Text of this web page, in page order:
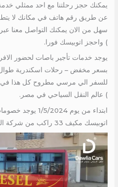
يمكنك حجز رحلتنا مع احد ممثلي
عن طريق رقم هاتف في مكانك لا
سهل من الان يمكنك التواصل معنا
) واحجز اتوبيسك فورا.
يوجد خدمات تأجير باصات لحضور
بسعر مخفض – رحلات اسكندرية
للسفر الي مرسي مطروح كل هذا في
) عالم النقل السياحي في مصر.
اتوبيسك مكيف 33 راكب من شركة المصرية ليموزين.